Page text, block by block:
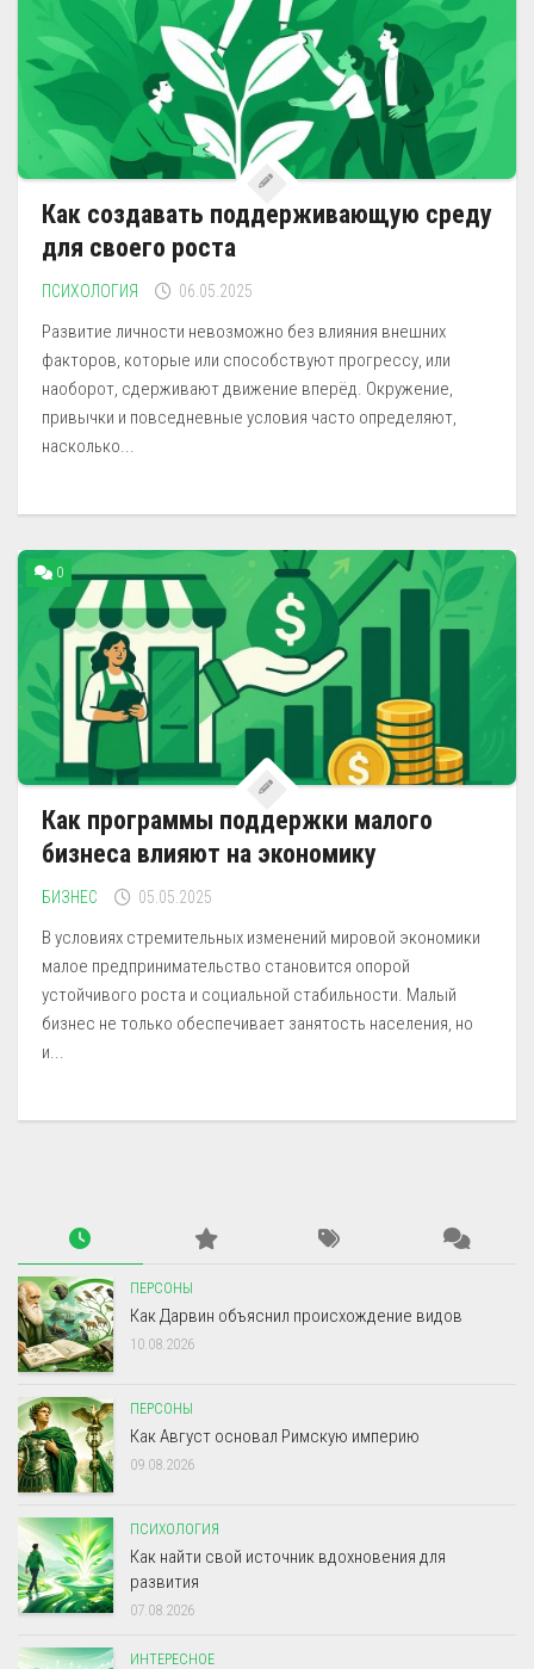
Как создавать поддерживающую среду
для своего роста
ПСИХОЛОГИЯ 06.05.2025
Развитие личности невозможно без влияния внешних
факторов, которые или способствуют прогрессу, или
наоборот, сдерживают движение вперёд. Окружение,
привычки и повседневные условия часто определяют,
насколько...
0
Как программы поддержки малого
бизнеса влияют на экономику
БИЗНЕС 05.05.2025
В условиях стремительных изменений мировой экономики
малое предпринимательство становится опорой
устойчивого роста и социальной стабильности. Малый
бизнес не только обеспечивает занятость населения, но
и...
ПЕРСОНЫ
Как Дарвин объяснил происхождение видов
10.08.2026
ПЕРСОНЫ
Как Август основал Римскую империю
09.08.2026
ПСИХОЛОГИЯ
Как найти свой источник вдохновения для
развития
07.08.2026
ИНТЕРЕСНОЕ